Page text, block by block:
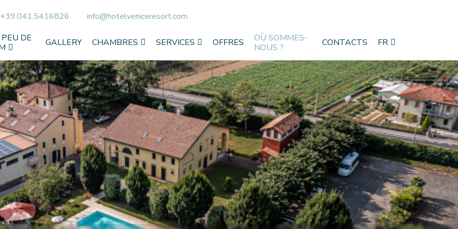
+39.041.5416826 info@hotelveniceresort.com
DE
GALLERY CHAMBRES SERVICES OFFRES
OÙ SOMMES-
NOUS ?
CONTACTS FR